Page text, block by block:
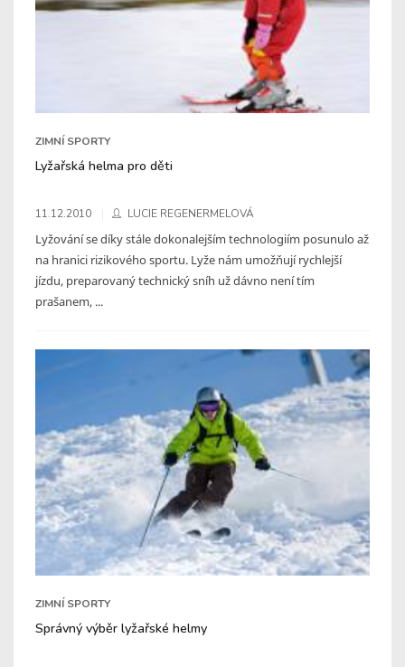
ZIMNÍ SPORTY
Lyžařská helma pro děti
11.12.2010 LUCIE REGENERMELOVÁ
Lyžování se díky stále dokonalejším technologiím posunulo až
na hranici rizikového sportu. Lyže nám umožňují rychlejší
jízdu, preparovaný technický sníh už dávno není tím
prašanem, ...
ZIMNÍ SPORTY
Správný výběr lyžařské helmy